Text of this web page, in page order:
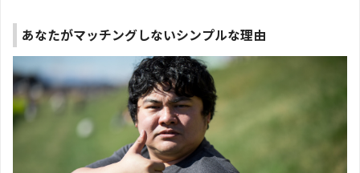
あなたがマッチングしないシンプルな理由